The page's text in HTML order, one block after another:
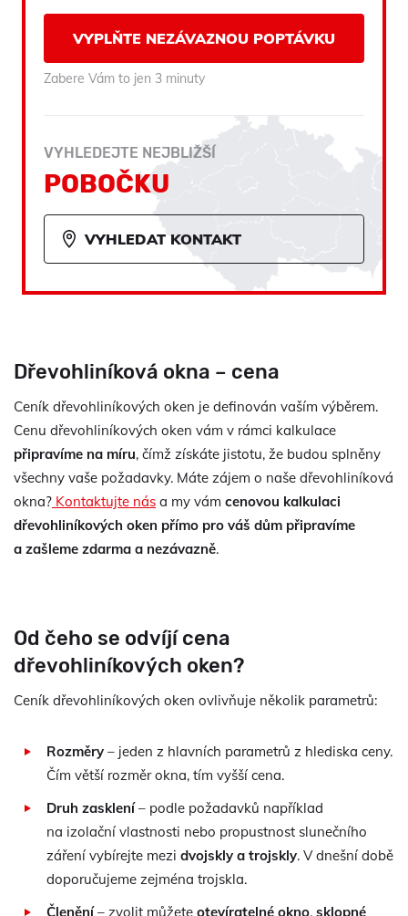
VYPLŇTE NEZÁVAZNOU POPTÁVKU
Zabere Vám to jen 3 minuty
VYHLEDEJTE NEJBLIŽŠÍ
POBOČKU
VYHLEDAT KONTAKT
Dřevohliníková okna – cena
Ceník dřevohliníkových oken je definován vaším výběrem.
Cenu dřevohliníkových oken vám v rámci kalkulace
připravíme na míru, čímž získáte jistotu, že budou splněny
všechny vaše požadavky. Máte zájem o naše dřevohliníková
okna? Kontaktujte nás a my vám cenovou kalkulaci
dřevohliníkových oken přímo pro váš dům připravíme
a zašleme zdarma a nezávazně.
Od čeho se odvíjí cena
dřevohliníkových oken?
Ceník dřevohliníkových oken ovlivňuje několik parametrů:
Rozměry – jeden z hlavních parametrů z hlediska ceny.
Čím větší rozměr okna, tím vyšší cena.
Druh zasklení– podle požadavků například
na izolační vlastnosti nebo propustnost slunečního
záření vybírejte mezi dvojskly a trojskly. V dnešní době
doporučujeme zejména trojskla.
Členění– zvolit můžete otevíratelné okno, sklopné